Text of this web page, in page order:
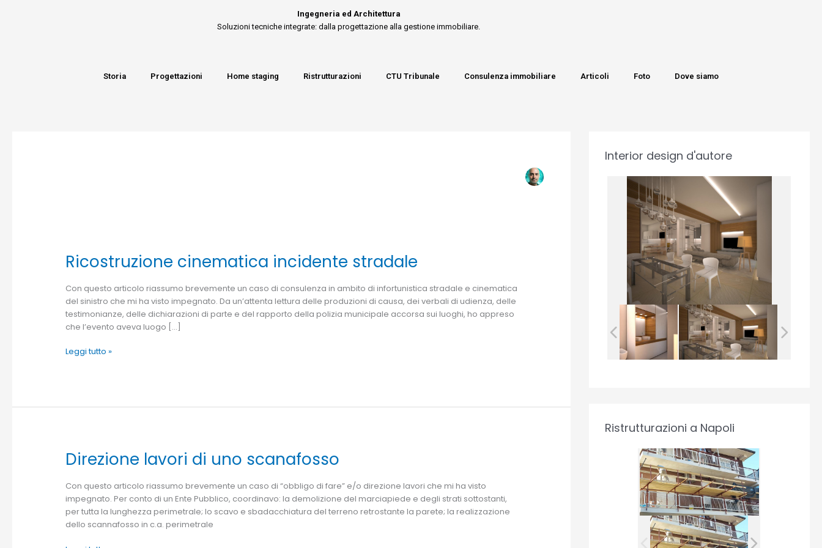
Ingegneria ed Architettura
Soluzioni tecniche integrate: dalla progettazione alla gestione immobiliare.
Storia Progettazioni Home staging Ristrutturazioni CTU Tribunale Consulenza immobiliare Articoli Foto Dove siamo
Ricostruzione cinematica incidente stradale
Con questo articolo riassumo brevemente un caso di consulenza in ambito di infortunistica stradale e cinematica
del sinistro che mi ha visto impegnato. Da un’attenta lettura delle produzioni di causa, dei verbali di udienza, delle
testimonianze, delle dichiarazioni di parte e del rapporto della polizia municipale accorsa sui luoghi, ho appreso
che l’evento aveva luogo […]
Ricostruzione
cinematica
incidente
stradale
Leggi tutto »
Direzione lavori di uno scanafosso
Con questo articolo riassumo brevemente un caso di “obbligo di fare” e/o direzione lavori che mi ha visto
impegnato. Per conto di un Ente Pubblico, coordinavo: la demolizione del marciapiede e degli strati sottostanti,
per tutta la lunghezza perimetrale; lo scavo e sbadacchiatura del terreno retrostante la parete; la realizzazione
dello scannafosso in c.a. perimetrale
Direzione
lavori
di
uno
scanafosso
Interior design d'autore
Ristrutturazioni a Napoli